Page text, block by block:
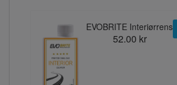
EVOBRITE Interiørrens
52.00 kr